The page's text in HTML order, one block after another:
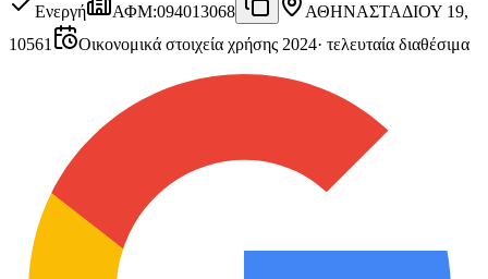
Ενεργή ΑΦΜ:094013068 ΑΘΗΝΑΣΤΑΔΙΟΥ 19,
10561
Οικονομικά στοιχεία χρήσης 2024· τελευταία διαθέσιμα